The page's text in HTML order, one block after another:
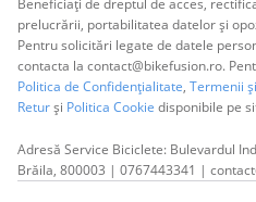
prelucrării, portabilitatea datelor și
Pentru solicitări legate de datele
contacta la contact@bikefusion.ro.
Politica de Confidențialitate, Termenii
Returși Politica Cookie disponibile pe
Adresă Service Biciclete: Bulevardul
Brăila, 800003 | 0767443341 |